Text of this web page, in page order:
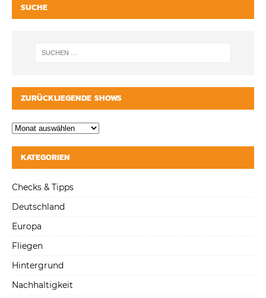
SUCHE
ZURÜCKLIEGENDE SHOWS
KATEGORIEN
Checks & Tipps
Deutschland
Europa
Fliegen
Hintergrund
Nachhaltigkeit